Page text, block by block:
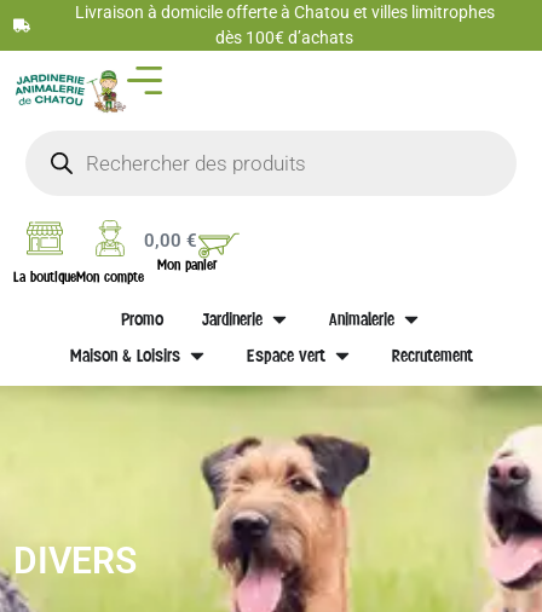
Livraison à domicile offerte à Chatou et villes limitrophes
dès 100€ d’achats
La boutiqueMon compte
0,00€
Mon panier
Promo Jardinerie
Animalerie
Maison & Loisirs
Espace vert Recrutement
DIVERS